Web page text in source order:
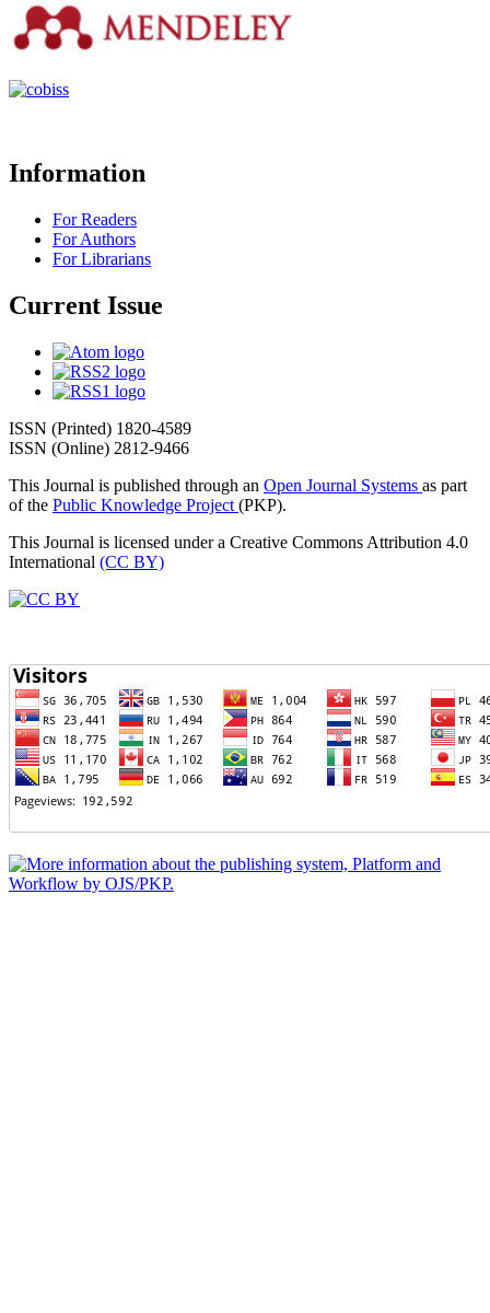
Information
For Readers
For Authors
For Librarians
Current Issue
ISSN (Printed) 1820-4589
ISSN (Online) 2812-9466
This Journal is published through an Open Journal Systems as part
of the Public Knowledge Project (PKP).
This Journal is licensed under a Creative Commons Attribution 4.0
International (CC BY)